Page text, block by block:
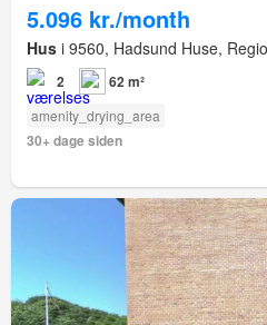
5.096 kr./month
Hus i 9560, Hadsund Huse,
2 62 m²
amenity_drying_area
30+ dage siden